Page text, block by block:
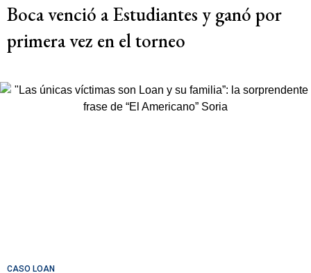
Boca venció a Estudiantes y ganó por
primera vez en el torneo
CASO LOAN